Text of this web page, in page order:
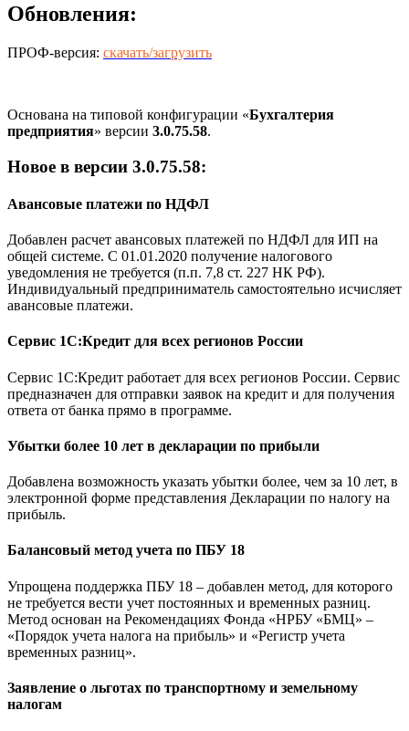
Обновления:
ПРОФ-версия: скачать/загрузить
Основана на типовой конфигурации «Бухгалтерия
предприятия» версии 3.0.75.58.
Новое в версии 3.0.75.58:
Авансовые платежи по НДФЛ
Добавлен расчет авансовых платежей по НДФЛ для ИП на
общей системе. С 01.01.2020 получение налогового
уведомления не требуется (п.п. 7,8 ст. 227 НК РФ).
Индивидуальный предприниматель самостоятельно исчисляет
авансовые платежи.
Сервис 1С:Кредит для всех регионов России
Сервис 1С:Кредит работает для всех регионов России. Сервис
предназначен для отправки заявок на кредит и для получения
ответа от банка прямо в программе.
Убытки более 10 лет в декларации по прибыли
Добавлена возможность указать убытки более, чем за 10 лет, в
электронной форме представления Декларации по налогу на
прибыль.
Балансовый метод учета по ПБУ 18
Упрощена поддержка ПБУ 18 – добавлен метод, для которого
не требуется вести учет постоянных и временных разниц.
Метод основан на Рекомендациях Фонда «НРБУ «БМЦ» –
«Порядок учета налога на прибыль» и «Регистр учета
временных разниц».
Заявление о льготах по транспортному и земельному
налогам